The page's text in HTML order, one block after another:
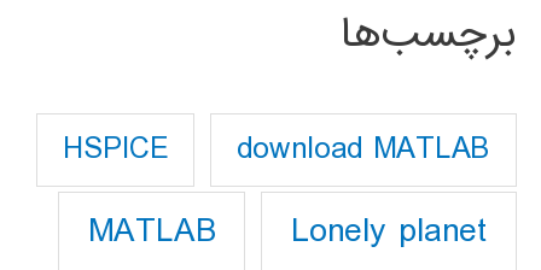
برچسب‌ها
download MATLAB
HSPICE
Lonely planet
MATLAB